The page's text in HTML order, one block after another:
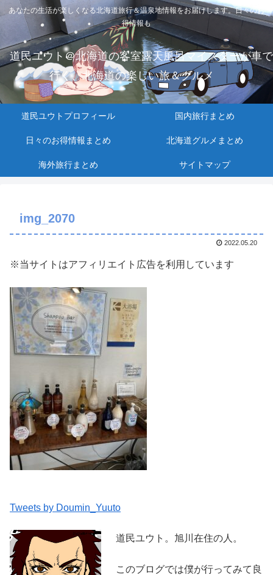
あなたの生活が楽しくなる北海道旅行＆温泉地情報をお届けします。日々のお
得情報も
道民ユウト＠北海道の客室露天風呂マイスターが車で
行く、北海道の楽しい旅＆グルメ
道民ユウトプロフィール 国内旅行まとめ
日々のお得情報まとめ 北海道グルメまとめ
海外旅行まとめ サイトマップ
img_2070
2022.05.20
※当サイトはアフィリエイト広告を利用しています
Tweets by Doumin_Yuuto
道民ユウト。旭川在住の人。
このブログでは僕が行ってみて良